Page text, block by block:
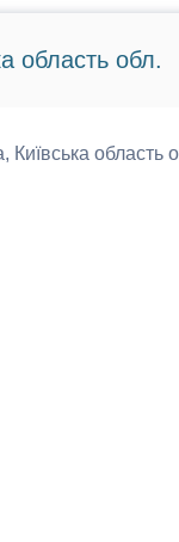
область обл.
Київська